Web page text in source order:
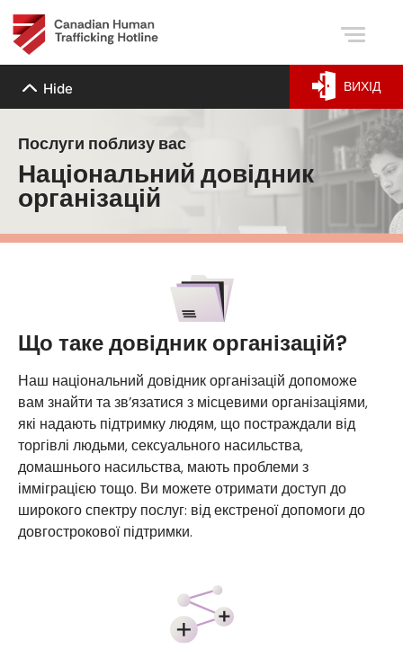
Hide ВИХІД
Послуги поблизу вас
Національний довідник
організацій
Що такедовідник організацій?
Наш національний довідник організацій допоможе
вам знайти та зв’язатися з місцевими організаціями,
які надають підтримку людям, що постраждали від
торгівлі людьми, сексуального насильства,
домашнього насильства, мають проблеми з
імміграцією тощо. Ви можете отримати доступ до
широкого спектру послуг: від екстреної допомоги до
довгострокової підтримки.